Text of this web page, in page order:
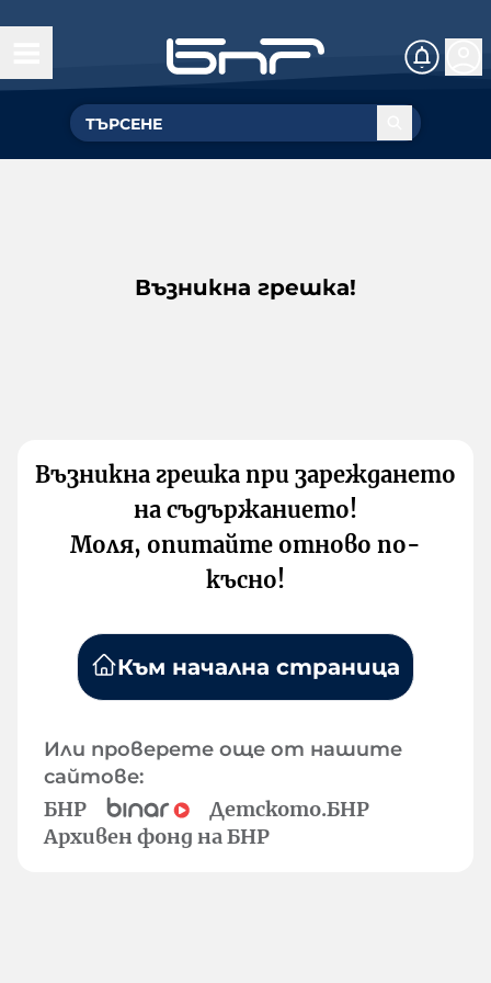
Възникна грешка!
Възникна грешка при зареждането
на съдържанието!
Моля, опитайте отново по-
късно!
Към начална страница
Или проверете още от нашите
сайтове:
БНР
Детското.БНР
Архивен фонд на БНР